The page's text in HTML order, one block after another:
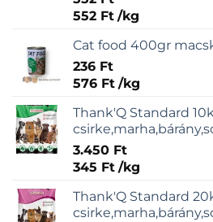
5.00/ 5
552 Ft /kg
Cat food 400gr
236 Ft
576 Ft /kg
Thank'Q Standard
3.450 Ft
345 Ft /kg
Thank'Q Standard